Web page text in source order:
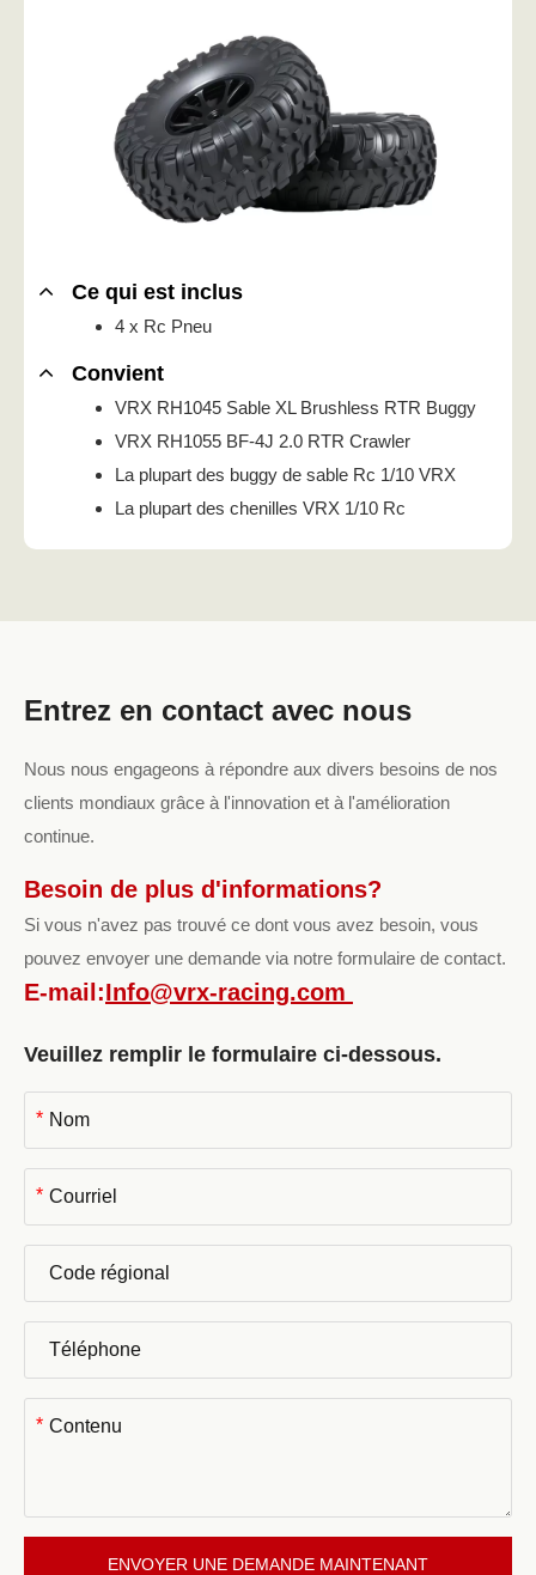
Ce qui est inclus
4 x Rc Pneu
Convient
VRX RH1045 Sable XL Brushless RTR Buggy
VRX RH1055 BF-4J 2.0 RTR Crawler
La plupart des buggy de sable Rc 1/10 VRX
La plupart des chenilles VRX 1/10 Rc
Entrez en contact avec nous
Nous nous engageons à répondre aux divers besoins de nos
clients mondiaux grâce à l'innovation et à l'amélioration
continue.
Besoin de plus d'informations?
Si vous n'avez pas trouvé ce dont vous avez besoin, vous
pouvez envoyer une demande via notre formulaire de contact.
E-mail:Info@vrx-racing.com
Veuillez remplir le formulaire ci-dessous.
*
*
*
ENVOYER UNE DEMANDE MAINTENANT